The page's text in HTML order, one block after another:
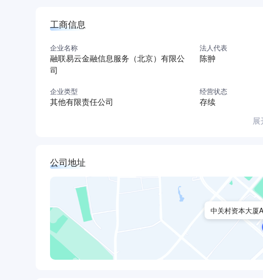
工商信息
企业名称
融联易云金融信息服务（北京）有限公
司
法人代表
陈翀
企业类型
其他有限责任公司
经营状态
存续
公司地址
中关村资本大厦